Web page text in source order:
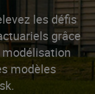
les défis
grâce
modélisation
modèles